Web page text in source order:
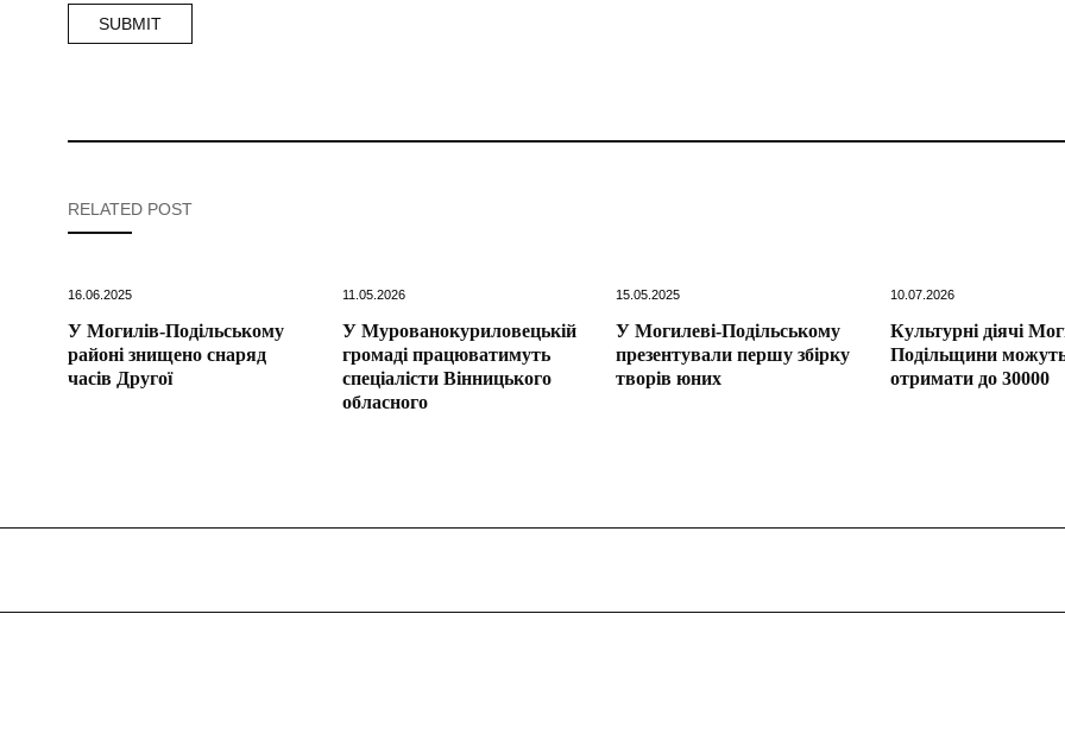
RELATED POST
16.06.2025
У Могилів-Подільському
районі знищено снаряд
часів Другої
11.05.2026
У Мурованокуриловецькій
громаді працюватимуть
спеціалісти Вінницького
обласного
15.05.2025
У Могилеві-Подільському
презентували першу збірку
творів юних
10.07.2026
Культурні діячі
Подільщини
отримати до 30000